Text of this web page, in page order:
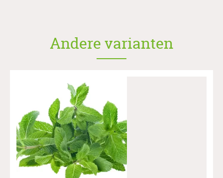
Andere varianten